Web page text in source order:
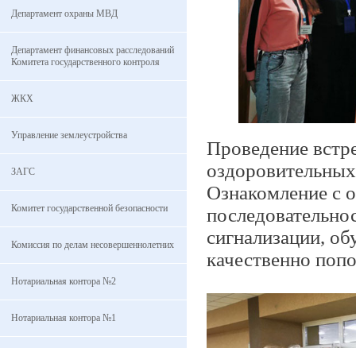
Департамент охраны МВД
Департамент финансовых расследований
Комитета государственного контроля
ЖКХ
Управление землеустройства
ЗАГС
Комитет государственной безопасности
Комиссия по делам несовершеннолетних
Нотариальная контора №2
Нотариальная контора №1
Проведение
Ознакомление с
сигнализации,
качественно